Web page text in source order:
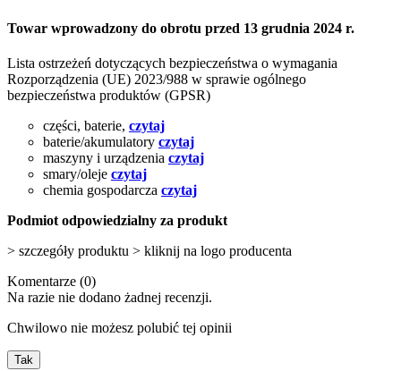
Towar wprowadzony do obrotu przed 13 grudnia 2024 r.
Lista ostrzeżeń dotyczących bezpieczeństwa o wymagania
Rozporządzenia (UE) 2023/988 w sprawie ogólnego
bezpieczeństwa produktów (GPSR)
części, baterie, czytaj
baterie/akumulatory czytaj
maszyny i urządzenia czytaj
smary/oleje czytaj
chemia gospodarcza czytaj
Podmiot odpowiedzialny za produkt
> szczegóły produktu > kliknij na logo producenta
Komentarze (0)
Na razie nie dodano żadnej recenzji.
Chwilowo nie możesz polubić tej opinii
Tak